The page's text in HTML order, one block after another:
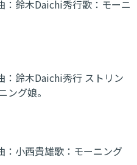
： 鈴木Daichi秀行歌： モーニ
： 鈴木Daichi秀行 ストリン
ング娘。
： 小西貴雄歌： モーニング